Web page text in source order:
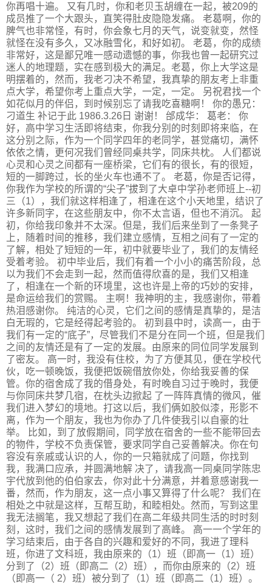
你再唱十遍。 又有几时，你和老贝玉胡缠在一起，被209的
成员推了一个大跟头，直笑得肚皮隐隐发痛。 老葛啊，你的
脾气也非常怪，有时，你会象七月的天气，说变就变，然怪
就怪在没有多久，又冰融雪化，和好如初。 老葛，你的成绩
非常好，这是鄙兄唯一感动遗憾的事，你我也曾一起研究过
迷人的地理题，实在感到极大的满足。老葛，你上大学这是
明摆着的，然而，我老刁决不希望，我真挚的朋友考上非重
点大学，希望你考上重点大学，一定，一定。 另祝君找一个
如花似月的伴侣，到时候别忘了请我吃喜糖啊！ 你的愚兄：
刁道生 补记于此 1986.3.26日 谢谢！ 邰成华： 葛老： 你
好，高中学习生活即将结束，你我分别的时刻即将来临，在
这分别之际，作为一个同学四年的老同学，甚觉痛切，满怀
依依之情，更何况我们曾经同桌共学，同床共枕。 人们都说
心灵和心灵之间都有一座桥梁，它们有的很长，有的很短，
短的一脚跨过，长的坐火车也通不了。 老葛，你是否记得，
你我作为学校的所谓的“尖子”拔到了大卓中学孙老师班上--初
三（1），我们就这样相逢了，相逢在这个小天地里，结识了
许多新同字，在这些朋友中，你不太言语，但也不消沉。 起
初，你给我印象并不太深。但是，我们后来坐到了一条凳子
上，随着时间的推移，我们建立感情，互相之间有了一定的
了解，相处了短短的一年，初中就要毕业了，我们的友情经
受着考验。 初中毕业后，我们有着一个小小的痛苦阶段，总
以为我们不会走到一起，然而值得欣喜的是，我们又相逢
了，相逢在一个新的环境里，这也许是上帝的巧妙的安排，
是命运给我们的赏赐。 主啊！我神明的主，我感谢你，带着
热泪感谢你。 纯洁的心灵，它们之间的感情是真挚的，是洁
白无瑕的，它是经得起考验的。 初到县中时，读高一，由于
我们有一定的“底子”，尽管我们不是分在同一个班，但是我们
之间的友情还是有了一定的发展。由原来的同位同学发展到
了密友。 高一时，我没有住校，为了方便其见，便在学校代
伙，吃一顿晚饭，我便把饭碗借放你处，你给我妥善的保
管。你的宿舍成了我的借身处，有时晚自习过于晚时，我便
与你同床共梦几宿，在枕头边掀起 了一阵阵真情的微风，催
我们进入梦幻的境地。打这以后，我们俩如胶似漆，形影不
离，作为一个朋友，我也为你办了几件使我引以自豪的壮
举。 比如，到了放假期间，同学放在宿舍的一些不能带回去
的物件，学校不负责保管，要求同学自己妥善解决。你在句
容没有亲戚或认识的人，你的一只箱就成了问题，你找到
我，我满口应承，并圆满地解 决了，请我高一同桌同学陈忠
宇代放到他的伯伯家去，你对此十分满意，并着意感谢我一
番，然而，作为朋友，这一点小事又算得了什么呢？ 我们在
相处之中就是这样，互帮互助，和睦相处。然而，写到这里
我无法搁笔，我又想起了我们在高二年级共同生活的时时刻
刻，这时，我们之间的感情发展到了高峰。 高一一个学年的
学习结束后，由于各自的兴趣和爱好的不同，我进了理科
班，你进了文科班，我由原来的（1）班（即高一（1）班）
分到了（2）班（即高二（2）班），而你由原来的（2）班
（即高一（ 2）班）被分到了（1）班（即高二（1）班）。